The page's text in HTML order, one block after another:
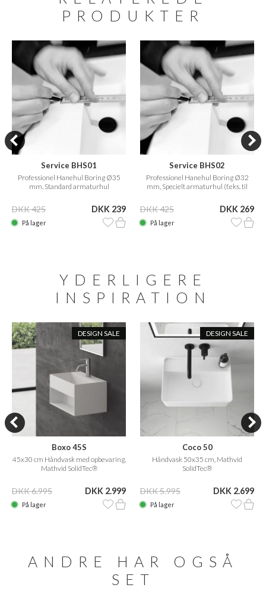
PRODUKTER
Service BHS01
Professionel Hanehul Boring Ø35
mm, Standard armaturhul
DKK 425 DKK 239
På lager
Service BHS02
Professionel Hanehul Boring Ø32
mm, Specielt armaturhul (f.eks. til
DKK 425 DKK 269
På lager
YDERLIGERE
INSPIRATION
DESIGN SALE
Boxo 45S
45x30 cm Håndvask med opbevaring,
Mathvid SolidTec®
DKK 6.995 DKK 2.999
På lager
DESIGN SALE
Coco 50
Håndvask 50x35 cm, Mathvid
SolidTec®
DKK 5.995 DKK 2.699
På lager
ANDRE HAR OGSÅ
SET